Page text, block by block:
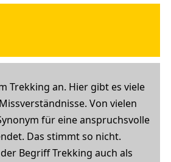
Trekking an. Hier gibt es viele
Von vielen
für eine anspruchsvolle
Das stimmt so nicht.
Begriff Trekking auch als